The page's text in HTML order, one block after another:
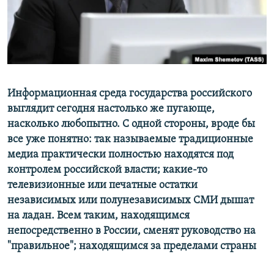
ПОБЕДИТЕЛЕЙ НЕ СУДЯТ?
ПРИСОЕДИНЯЙТЕСЬ!
Все сайты RFE/RL
Информационная среда государства российского
выглядит сегодня настолько же пугающе,
насколько любопытно. С одной стороны, вроде бы
все уже понятно: так называемые традиционные
медиа практически полностью находятся под
контролем российской власти; какие-то
телевизионные или печатные остатки
независимых или полунезависимых СМИ дышат
на ладан. Всем таким, находящимся
непосредственно в России, сменят руководство на
"правильное"; находящимся за пределами страны